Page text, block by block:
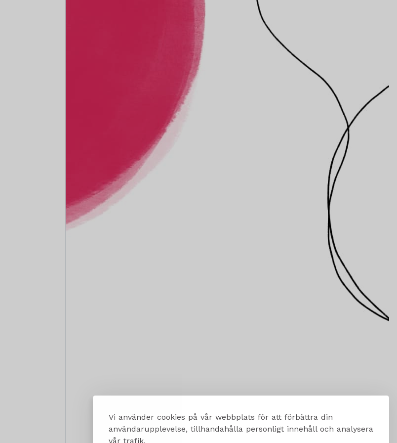
Vi använder cookies på vår webbplats för att förbättra din
användarupplevelse, tillhandahålla personligt innehåll och analysera
vår trafik.